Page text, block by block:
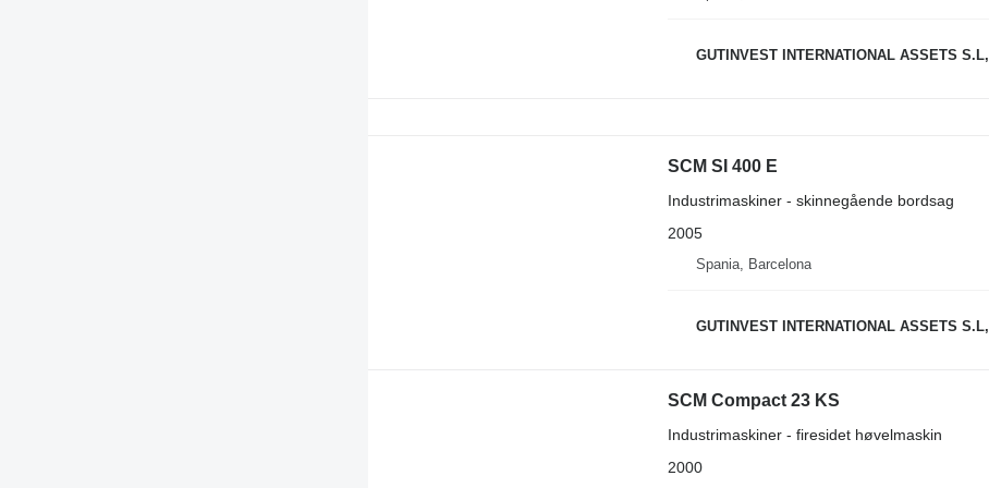
GUTINVEST INTERNATIONAL ASSETS S.L,
SCM SI 400 E
Industrimaskiner - skinnegående bordsag
2005
Spania, Barcelona
GUTINVEST INTERNATIONAL ASSETS S.L,
SCM Compact 23 KS
Industrimaskiner - firesidet høvelmaskin
2000